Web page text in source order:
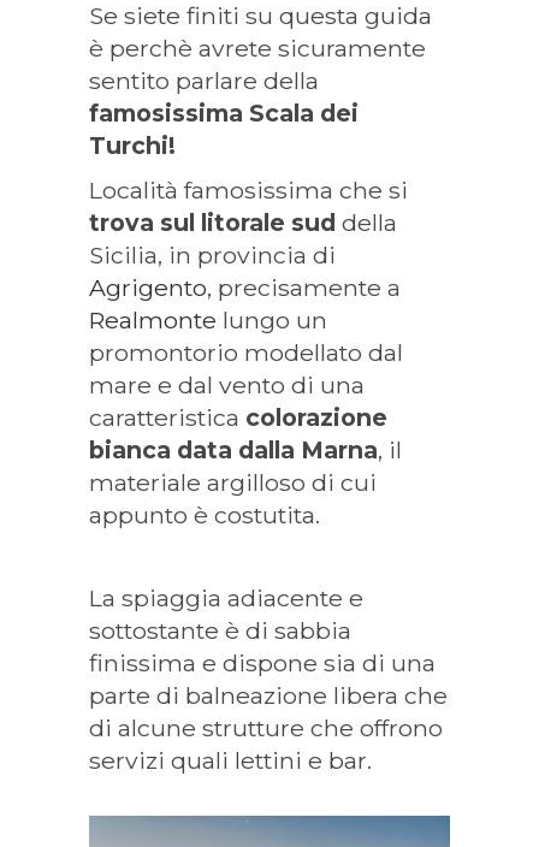
Se siete finiti su questa guida
è perchè avrete sicuramente
sentito parlare della
famosissima Scala dei
Turchi!
Località famosissima che si
trova sul litorale sud della
Sicilia, in provincia di
Agrigento, precisamente a
Realmonte lungo un
promontorio modellato dal
mare e dal vento di una
caratteristica colorazione
bianca data dalla Marna, il
materiale argilloso di cui
appunto è costutita.
La spiaggia adiacente e
sottostante è di sabbia
finissima e dispone sia di una
parte di balneazione libera che
di alcune strutture che offrono
servizi quali lettini e bar.